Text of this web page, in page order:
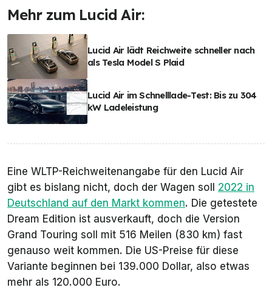
Mehr zum Lucid Air:
Lucid Air lädt Reichweite schneller nach
als Tesla Model S Plaid
Lucid Air im Schnelllade-Test: Bis zu 304
kW Ladeleistung
Eine WLTP-Reichweitenangabe für den Lucid Air
gibt es bislang nicht, doch der Wagen soll 2022 in
Deutschland auf den Markt kommen. Die getestete
Dream Edition ist ausverkauft, doch die Version
Grand Touring soll mit 516 Meilen (830 km) fast
genauso weit kommen. Die US-Preise für diese
Variante beginnen bei 139.000 Dollar, also etwas
mehr als 120.000 Euro.